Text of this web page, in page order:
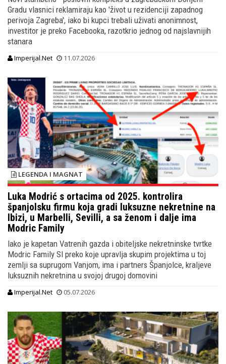
Gradu vlasnici reklamiraju kao 'život u rezidenciji zapadnog
perivoja Zagreba', iako bi kupci trebali uživati anonimnost,
investitor je preko Facebooka, razotkrio jednog od najslavnijih
stanara
Imperijal.Net 11.07.2026
LEGENDA I MAGNAT
Luka Modrić s ortacima od 2025. kontrolira
španjolsku firmu koja gradi luksuzne nekretnine na
Ibizi, u Marbelli, Sevilli, a sa ženom i dalje ima
Modric Family
Iako je kapetan Vatrenih gazda i obiteljske nekretninske tvrtke
Modric Family Sl preko koje upravlja skupim projektima u toj
zemlji sa suprugom Vanjom, ima i partners Španjolce, kraljeve
luksuznih nekretnina u svojoj drugoj domovini
Imperijal.Net 05.07.2026